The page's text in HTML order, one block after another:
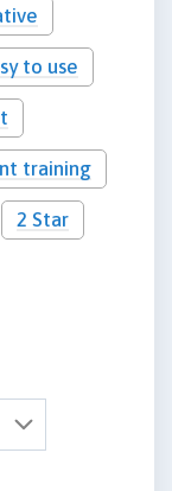
to use
training
2 Star